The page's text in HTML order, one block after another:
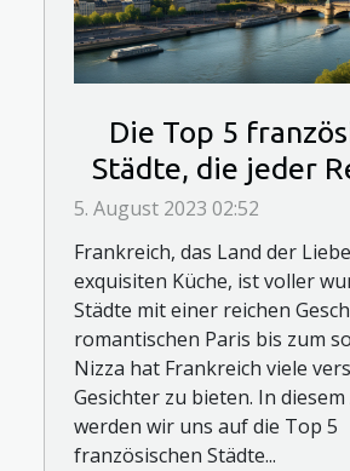
Die Top 5
Städte, die jeder
besuchen
5. August 2023 02:52
Frankreich, das Land der
exquisiten Küche, ist voller
Städte mit einer reichen
romantischen Paris bis zum
Nizza hat Frankreich viele
Gesichter zu bieten. In
werden wir uns auf die Top 5
französischen Städte...